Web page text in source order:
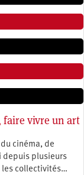
faire vivre un art
cinéma, de
depuis plusieurs
les collectivités…